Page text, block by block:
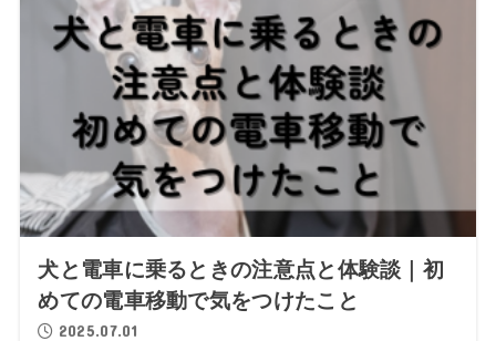
犬と電車に乗るときの注意点と体験談｜初
めての電車移動で気をつけたこと
2025.07.01